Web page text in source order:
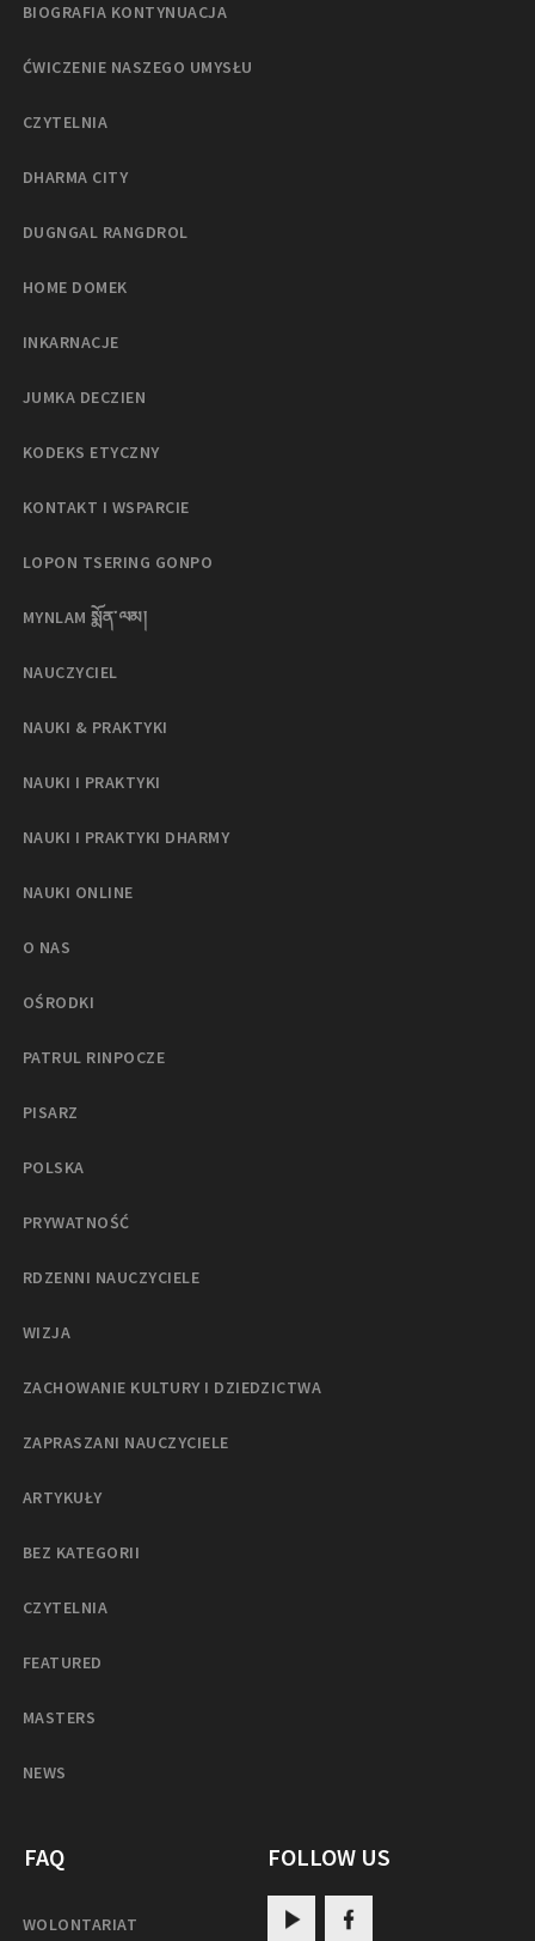
BIOGRAFIA KONTYNUACJA
ĆWICZENIE NASZEGO UMYSŁU
CZYTELNIA
DHARMA CITY
DUGNGAL RANGDROL
HOME DOMEK
INKARNACJE
JUMKA DECZIEN
KODEKS ETYCZNY
KONTAKT I WSPARCIE
LOPON TSERING GONPO
MYNLAM སྨོན་ལམ།
NAUCZYCIEL
NAUKI & PRAKTYKI
NAUKI I PRAKTYKI
NAUKI I PRAKTYKI DHARMY
NAUKI ONLINE
O NAS
OŚRODKI
PATRUL RINPOCZE
PISARZ
POLSKA
PRYWATNOŚĆ
RDZENNI NAUCZYCIELE
WIZJA
ZACHOWANIE KULTURY I DZIEDZICTWA
ZAPRASZANI NAUCZYCIELE
ARTYKUŁY
BEZ KATEGORII
CZYTELNIA
FEATURED
MASTERS
NEWS
FAQ
WOLONTARIAT
FOLLOW US